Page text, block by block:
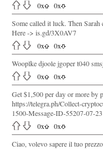
0x 0x
Some called it luck. Then
Here -> is.gd/3X0AV7
0x 0x
Wooplke djoole jgoper t040
0x 0x
Get $1,500 per day or more by
https://telegra.ph/Collect-
1500-Message-ID-55207-07-23
0x 0x
Ciao, volevo sapere il tuo